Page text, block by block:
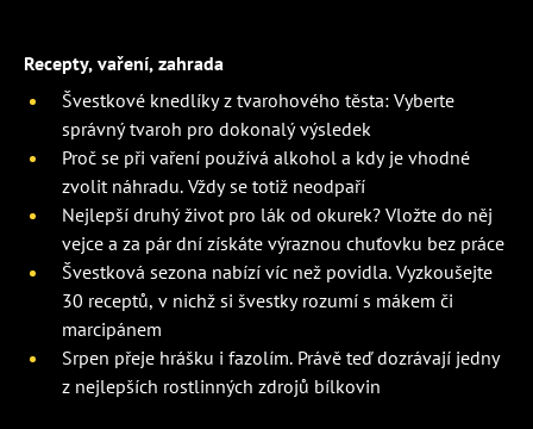
Recepty, vaření, zahrada
Švestkové knedlíky z tvarohového těsta: Vyberte
správný tvaroh pro dokonalý výsledek
Proč se při vaření používá alkohol a kdy je vhodné
zvolit náhradu. Vždy se totiž neodpaří
Nejlepší druhý život pro lák od okurek? Vložte do něj
vejce a za pár dní získáte výraznou chuťovku bez práce
Švestková sezona nabízí víc než povidla. Vyzkoušejte
30 receptů, v nichž si švestky rozumí s mákem či
marcipánem
Srpen přeje hrášku i fazolím. Právě teď dozrávají jedny
z nejlepších rostlinných zdrojů bílkovin